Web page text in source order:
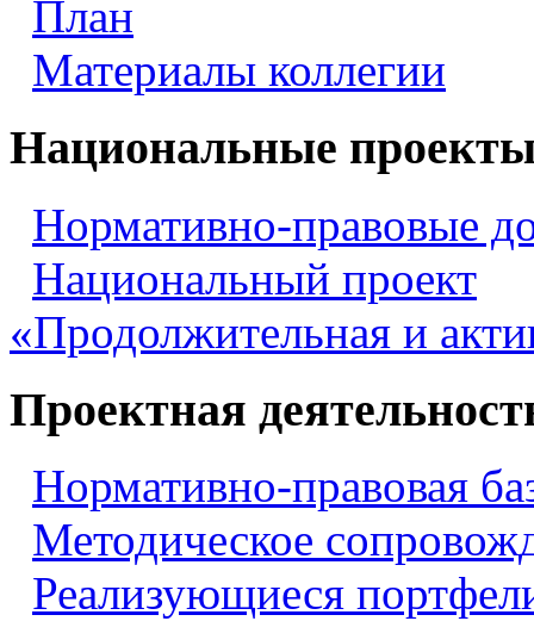
План
Материалы коллегии
Национальные
Нормативно-правовые
Национальный проект
«Продолжительная и
Проектная
Нормативно-правовая
Методическое
Реализующиеся